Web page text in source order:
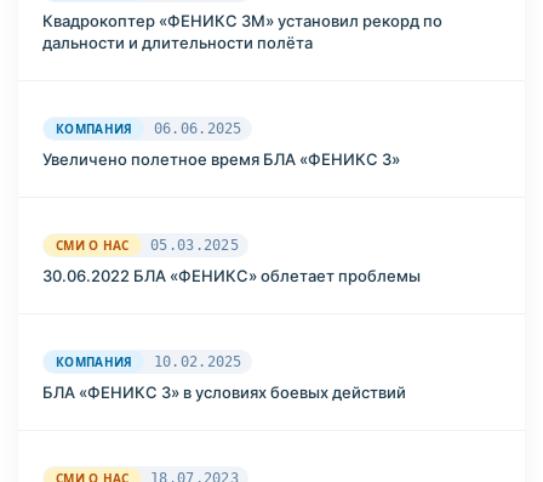
Квадрокоптер «ФЕНИКС 3М» установил рекорд по
дальности и длительности полёта
КОМПАНИЯ 06.06.2025
Увеличено полетное время БЛА «ФЕНИКС 3»
СМИ О НАС 05.03.2025
30.06.2022 БЛА «ФЕНИКС» облетает проблемы
КОМПАНИЯ 10.02.2025
БЛА «ФЕНИКС 3» в условиях боевых действий
СМИ О НАС 18.07.2023